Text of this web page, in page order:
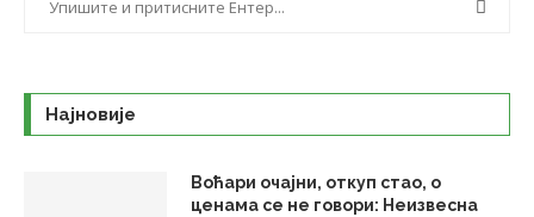
Најновије
Воћари очајни, откуп стао, о
ценама се не говори: Неизвесна